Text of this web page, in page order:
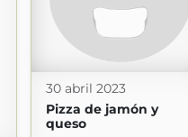
30 abril 2023
Pizza de jamón y
queso